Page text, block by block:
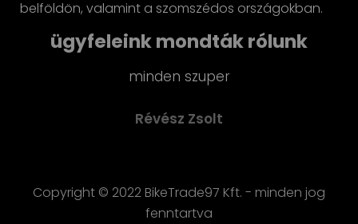
belföldön, valamint a szomszédos országokban.
ügyfeleink mondták rólunk
minden szuper
Révész Zsolt
Copyright © 2022 BikeTrade97 Kft. - minden jog
fenntartva